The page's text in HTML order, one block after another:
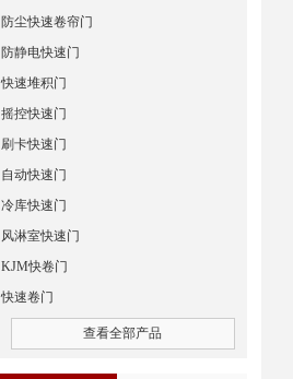
防尘快速卷帘门
防静电快速门
快速堆积门
摇控快速门
刷卡快速门
自动快速门
冷库快速门
风淋室快速门
KJM快卷门
快速卷门
查看全部产品